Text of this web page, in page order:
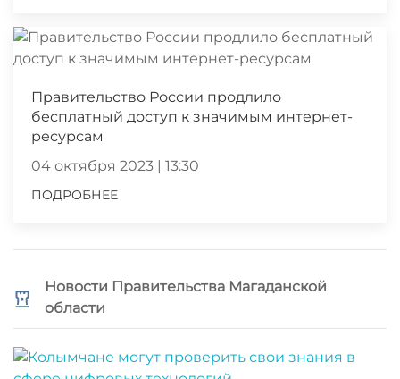
Правительство России продлило
бесплатный доступ к значимым интернет-
ресурсам
04 октября 2023 | 13:30
ПОДРОБНЕЕ
Новости Правительства Магаданской
области